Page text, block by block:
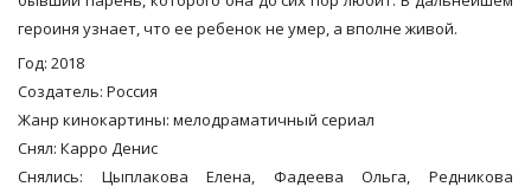
героиня узнает, что ее ребенок не умер, а вполне живой.
Год: 2018
Создатель: Россия
Жанр кинокартины: мелодраматичный сериал
Снял: Карро Денис
Снялись: Цыплакова Елена, Фадеева Ольга, Редникова